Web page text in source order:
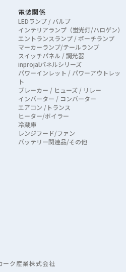
電装関係
LEDランプ / バルブ
インテリアランプ（蛍光灯/ハロゲン）
エントランスランプ / ポーチランプ
マーカーランプ/テールランプ
スイッチパネル / 調光器
inprojalパネルシリーズ
パワーインレット / パワーアウトレッ
ト
ブレーカー / ヒューズ / リレー
インバーター / コンバーター
エアコン /トランス
ヒーター/ボイラー
冷蔵庫
レンジフード/ファン
バッテリー関連品/その他
ク産業株式会社